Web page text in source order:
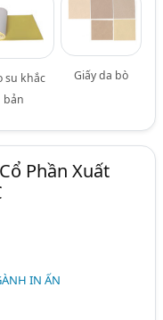
su khắc
bản
Giấy da bò
Phần Xuất
IN ẤN